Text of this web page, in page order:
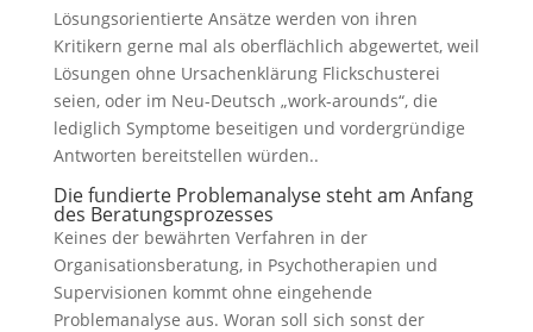
Lösungsorientierte Ansätze werden von ihren
Kritikern gerne mal als oberflächlich abgewertet, weil
Lösungen ohne Ursachenklärung Flickschusterei
seien, oder im Neu-Deutsch „work-arounds“, die
lediglich Symptome beseitigen und vordergründige
Antworten bereitstellen würden..
Die fundierte Problemanalyse steht am Anfang
des Beratungsprozesses
Keines der bewährten Verfahren in der
Organisationsberatung, in Psychotherapien und
Supervisionen kommt ohne eingehende
Problemanalyse aus. Woran soll sich sonst der